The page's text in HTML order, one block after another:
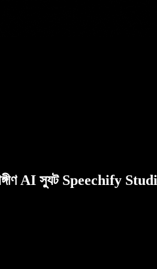
AI স্যুট Speechify